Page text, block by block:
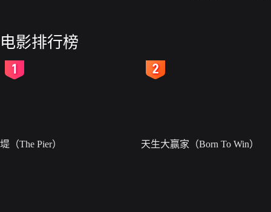
电影排行榜
堤（The Pier） 天生大赢家（Born To Win）